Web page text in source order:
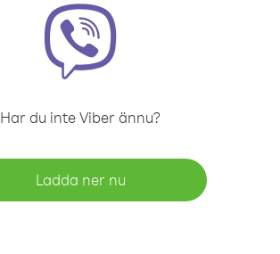
Har du inte Viber ännu?
Ladda ner nu